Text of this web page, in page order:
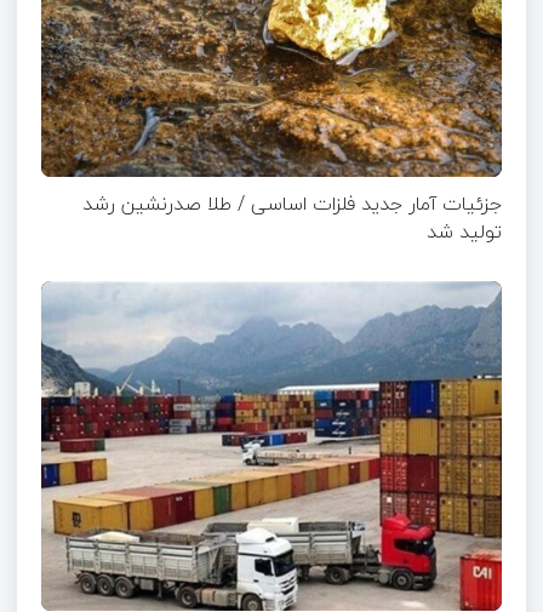
جزئیات آمار جدید فلزات اساسی / طلا صدرنشین رشد
تولید شد